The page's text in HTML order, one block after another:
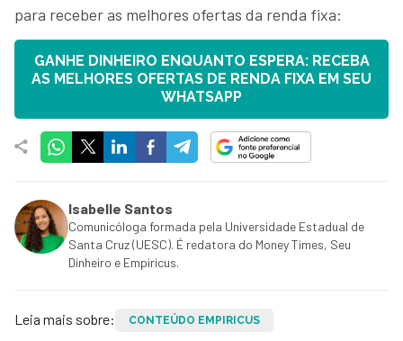
para receber as melhores ofertas da renda fixa:
GANHE DINHEIRO ENQUANTO ESPERA: RECEBA
AS MELHORES OFERTAS DE RENDA FIXA EM SEU
WHATSAPP
Isabelle Santos
Comunicóloga formada pela Universidade Estadual de
Santa Cruz (UESC). É redatora do Money Times, Seu
Dinheiro e Empiricus.
Leia mais sobre: CONTEÚDO EMPIRICUS